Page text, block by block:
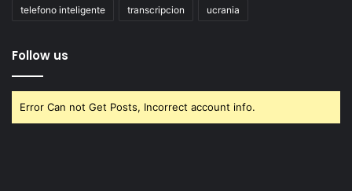
telefono inteligente transcripcion ucrania
Follow us
Error Can not Get Posts, Incorrect account info.